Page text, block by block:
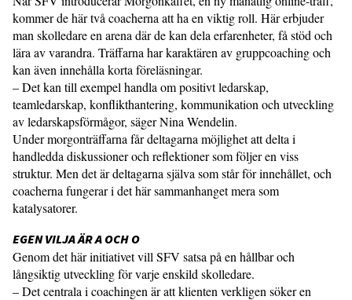
kommer de här två coacherna att ha en viktig roll. Här erbjuder
man skolledare en arena där de kan dela erfarenheter, få stöd och
lära av varandra. Träffarna har karaktären av gruppcoaching och
kan även innehålla korta föreläsningar.
– Det kan till exempel handla om positivt ledarskap,
teamledarskap, konflikthantering, kommunikation och utveckling
av ledarskapsförmågor, säger Nina Wendelin.
Under morgonträffarna får deltagarna möjlighet att delta i
handledda diskussioner och reflektioner som följer en viss
struktur. Men det är deltagarna själva som står för innehållet, och
coacherna fungerar i det här sammanhanget mera som
katalysatorer.
EGEN VILJA ÄR A OCH O
Genom det här initiativet vill SFV satsa på en hållbar och
långsiktig utveckling för varje enskild skolledare.
– Det centrala i coachingen är att klienten verkligen söker en